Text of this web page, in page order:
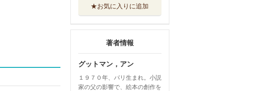
★お気に入りに追加
著者情報
グットマン，アン
１９７０年、パリ生まれ。小説
家の父の影響で、絵本の創作を